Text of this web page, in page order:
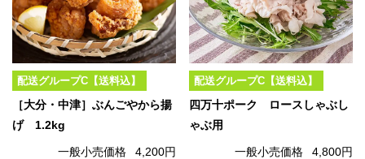
配送グループC【送料込】
［大分・中津］ぶんごやから揚
げ 1.2kg
一般小売価格 4,200円
配送グループC【送料込】
四万十ポーク ロースしゃぶし
ゃぶ用
一般小売価格 4,800円